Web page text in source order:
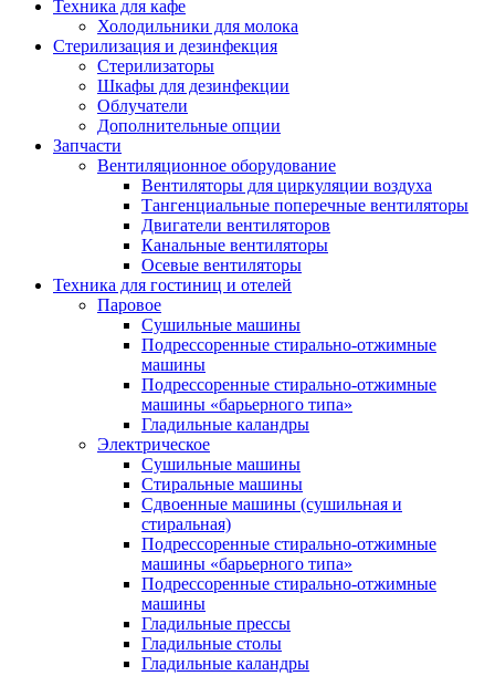
Техника для кафе
Холодильники для молока
Стерилизация и дезинфекция
Стерилизаторы
Шкафы для дезинфекции
Облучатели
Дополнительные опции
Запчасти
Вентиляционное оборудование
Вентиляторы для циркуляции воздуха
Тангенциальные поперечные вентиляторы
Двигатели вентиляторов
Канальные вентиляторы
Осевые вентиляторы
Техника для гостиниц и отелей
Паровое
Cушильные машины
Подрессоренные стирально-отжимные
машины
Подрессоренные стирально-отжимные
машины «барьерного типа»
Гладильные каландры
Электрическое
Сушильные машины
Стиральные машины
Сдвоенные машины (сушильная и
стиральная)
Подрессоренные стирально-отжимные
машины «барьерного типа»
Подрессоренные стирально-отжимные
машины
Гладильные прессы
Гладильные столы
Гладильные каландры